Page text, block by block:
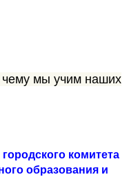
мы учим наших
комитета
образования и